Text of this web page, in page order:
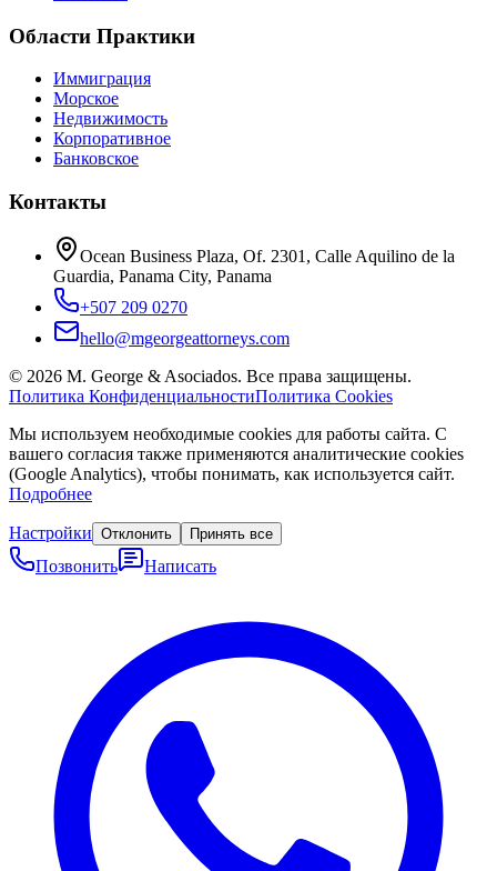
Области Практики
Иммиграция
Морское
Недвижимость
Корпоративное
Банковское
Контакты
Ocean Business Plaza, Of. 2301, Calle Aquilino de la
Guardia, Panama City, Panama
+507 209 0270
hello@mgeorgeattorneys.com
© 2026 M. George & Asociados. Все права защищены.
Политика КонфиденциальностиПолитика Cookies
Мы используем необходимые cookies для работы сайта. С
вашего согласия также применяются аналитические cookies
(Google Analytics), чтобы понимать, как используется сайт.
Подробнее
Настройки Отклонить Принять все
Позвонить Написать